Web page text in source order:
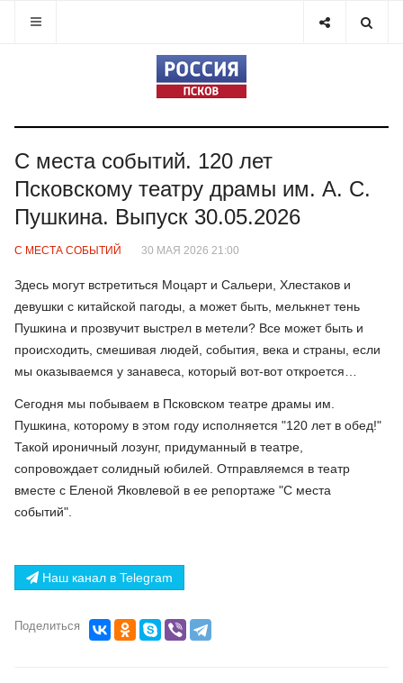
С места событий. 120 лет
Псковскому театру драмы им. А. С.
Пушкина. Выпуск 30.05.2026
С МЕСТА СОБЫТИЙ 30 МАЯ 2026 21:00
Здесь могут встретиться Моцарт и Сальери, Хлестаков и
девушки с китайской пагоды, а может быть, мелькнет тень
Пушкина и прозвучит выстрел в метели? Все может быть и
происходить, смешивая людей, события, века и страны, если
мы оказываемся у занавеса, который вот-вот откроется…
Сегодня мы побываем в Псковском театре драмы им.
Пушкина, которому в этом году исполняется "120 лет в обед!"
Такой ироничный лозунг, придуманный в театре,
сопровождает солидный юбилей. Отправляемся в театр
вместе с Еленой Яковлевой в ее репортаже "С места
событий".
Наш канал в Telegram
Поделиться